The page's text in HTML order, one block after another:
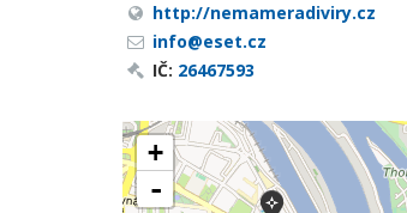
http://nemameradiviry.cz
info@eset.cz
IČ: 26467593
+
-